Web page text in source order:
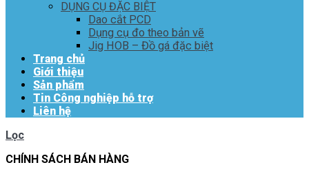
DỤNG CỤ ĐẶC BIỆT
Dao cắt PCD
Dụng cụ đo theo bản vẽ
Jig HOB – Đồ gá đặc biệt
Trang chủ
Giới thiệu
Sản phẩm
Tin Công nghiệp hỗ trợ
Liên hệ
Lọc
CHÍNH SÁCH BÁN HÀNG